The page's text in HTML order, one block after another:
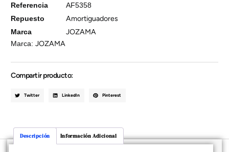
Referencia
AF5358
Repuesto
Amortiguadores
Marca JOZAMA
Marca:JOZAMA
Compartir producto:
Twitter LinkedIn Pinterest
Descripción Información Adicional